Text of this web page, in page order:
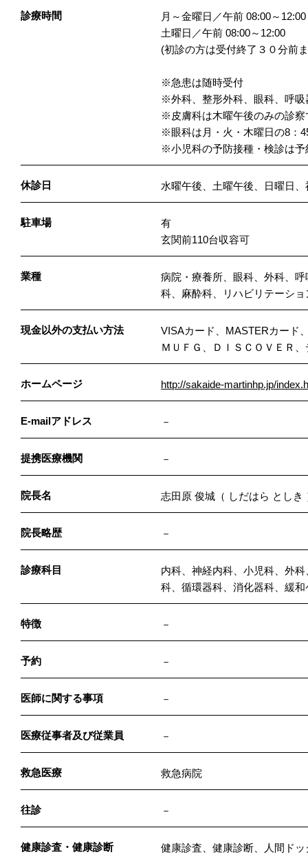
診療時間
月～金曜日／午前 08:00～
土曜日／午前 08:00～12:00
(初診の方は受付終了３０分前
※急患は随時受付
※外科、整形外科、眼科、呼
※皮膚科は木曜午後のみの診察
※眼科は月・火・木曜日の8：
※小児科の予防接種・検診は予
休診日 水曜午後、土曜午後、日曜日
駐車場
有
玄関前110台収容可
業種
病院・療養所、眼科、外科、
科、麻酔科、リハビリテーシ
現金以外の支払い方法
VISAカード、MASTERカード
ＭＵＦＧ、ＤＩＳＣＯＶＥＲ
ホームページ http://sakaide-martinhp.jp/
E-mailアドレス －
提携医療機関 －
院長名 志田原 俊城（ しだはら としき
院長略歴 －
診療科目
内科、神経内科、小児科、外
科、循環器科、消化器科、緩
特徴 －
予約 －
医師に関する事項 －
医療従事者及び従業員 －
救急医療 救急病院
往診 －
健康診査・健康診断 健康診査、健康診断、人間ド